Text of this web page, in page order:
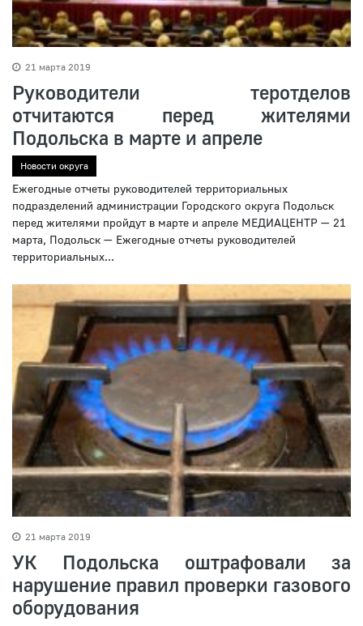
21 марта 2019
Руководители теротделов
отчитаются перед жителями
Подольска в марте и апреле
Новости округа
Ежегодные отчеты руководителей территориальных
подразделений администрации Городского округа Подольск
перед жителями пройдут в марте и апреле МЕДИАЦЕНТР — 21
марта, Подольск — Ежегодные отчеты руководителей
территориальных...
21 марта 2019
УК Подольска оштрафовали за
нарушение правил проверки газового
оборудования